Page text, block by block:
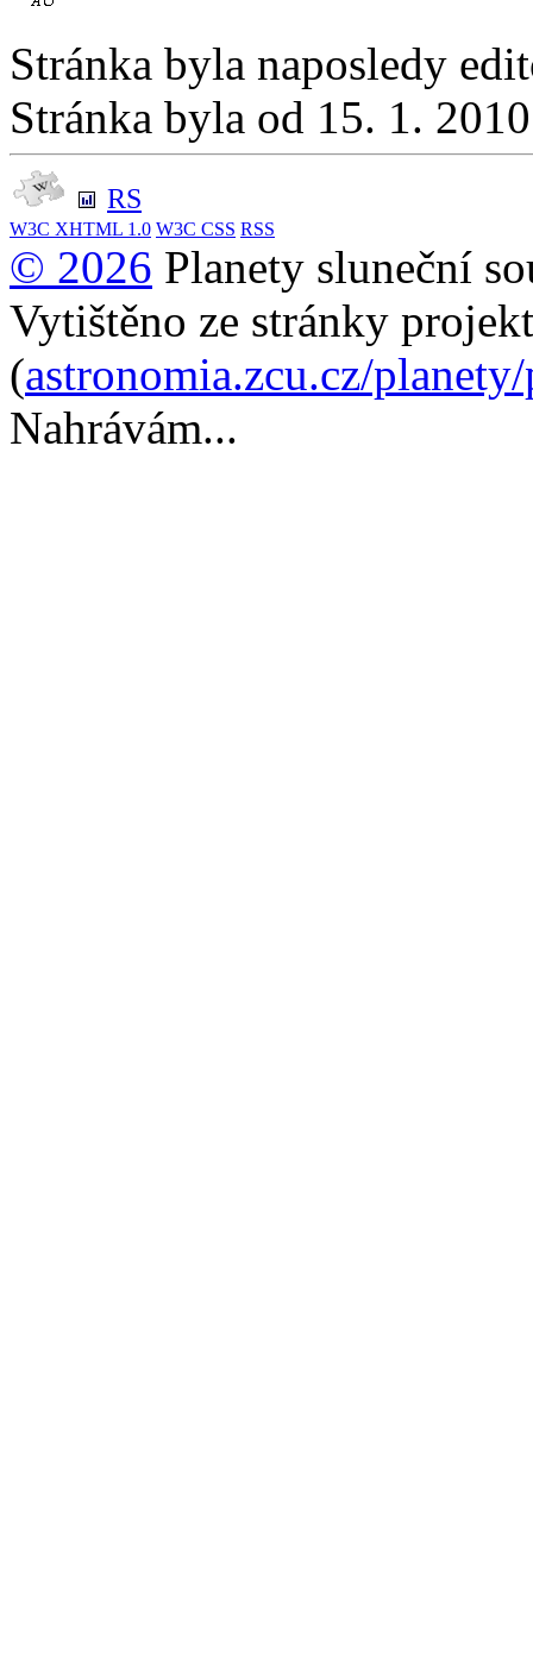
Stránka byla naposledy
Stránka byla od 15. 1.
RS
W3C XHTML 1.0 W3C CSS RSS
© 2026 Planety sluneční
Vytištěno ze stránky
(astronomia.zcu.cz/
Nahrávám...